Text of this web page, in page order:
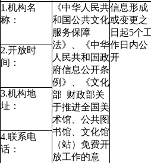
1.机构名
称：
《中华人民共
和国公共文化
服务保障
法》、
《中华
人民共和国政
府信息公开条
例》
、《文化
部 财政部关
于推进全国美
术馆、公共图
书馆、文化馆
（站）免费开
放工作的意
信息形成
或变更之
日起5个
作日内公
开
2.开放时
间：
3.机构地
址：
4.联系电
话：